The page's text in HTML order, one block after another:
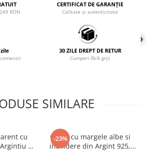
RON
CERTIFICAT DE GARANȚIE
Calitate și autenticitate
30 ZILE DREPT DE RETUR
Cumperi fără griji
SIMILARE
cu
in
-23%
Colier cu margele albe si
inchidere din Argint 925,